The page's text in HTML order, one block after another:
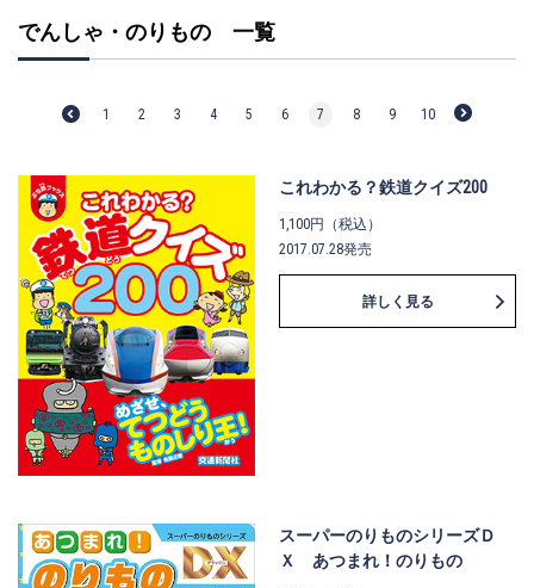
でんしゃ・のりもの 一覧
1 2 3 4 5 6 7 8 9 10
これわかる？鉄道クイズ200
1,100円（税込）
2017.07.28発売
詳しく見る
スーパーのりものシリーズＤ
Ｘ あつまれ！のりもの